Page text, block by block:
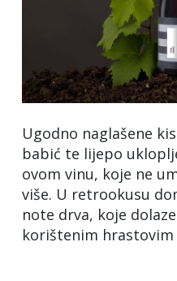
Ugodno naglašene
babić te lijepo
ovom vinu, koje ne
više. U retrookusu
note drva, koje
korištenim hrastovim